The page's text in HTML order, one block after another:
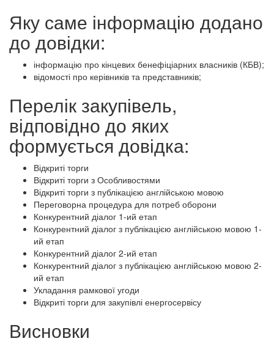
Яку саме інформацію додано
до довідки:
інформацію про кінцевих бенефіціарних власників (КБВ);
відомості про керівників та представників;
Перелік закупівель,
відповідно до яких
формується довідка:
Відкриті торги
Відкриті торги з Особливостями
Відкриті торги з публікацією англійською мовою
Переговорна процедура для потреб оборони
Конкурентний діалог 1-ий етап
Конкурентний діалог з публікацією англійською мовою 1-
ий етап
Конкурентний діалог 2-ий етап
Конкурентний діалог з публікацією англійською мовою 2-
ий етап
Укладання рамкової угоди
Відкриті торги для закупівлі енергосервісу
Висновки